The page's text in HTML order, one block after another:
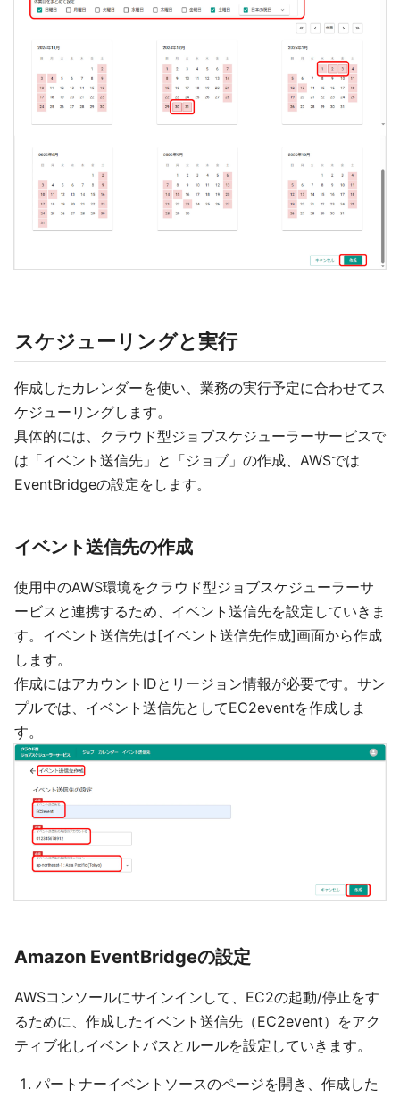
スケジューリングと実行
作成したカレンダーを使い、業務の実行予定に合わせてス
ケジューリングします。
具体的には、クラウド型ジョブスケジューラーサービスで
は「イベント送信先」と「ジョブ」の作成、AWSでは
EventBridgeの設定をします。
イベント送信先の作成
使用中のAWS環境をクラウド型ジョブスケジューラーサ
ービスと連携するため、イベント送信先を設定していきま
す。イベント送信先は[イベント送信先作成]画面から作成
します。
作成にはアカウントIDとリージョン情報が必要です。サン
プルでは、イベント送信先としてEC2eventを作成しま
す。
Amazon EventBridgeの設定
AWSコンソールにサインインして、EC2の起動/停止をす
るために、作成したイベント送信先（EC2event）をアク
ティブ化しイベントバスとルールを設定していきます。
パートナーイベントソースのページを開き、作成した